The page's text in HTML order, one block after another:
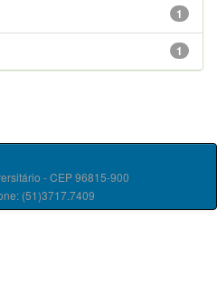
1
1
- CEP 96815-900
(51)3717.7409